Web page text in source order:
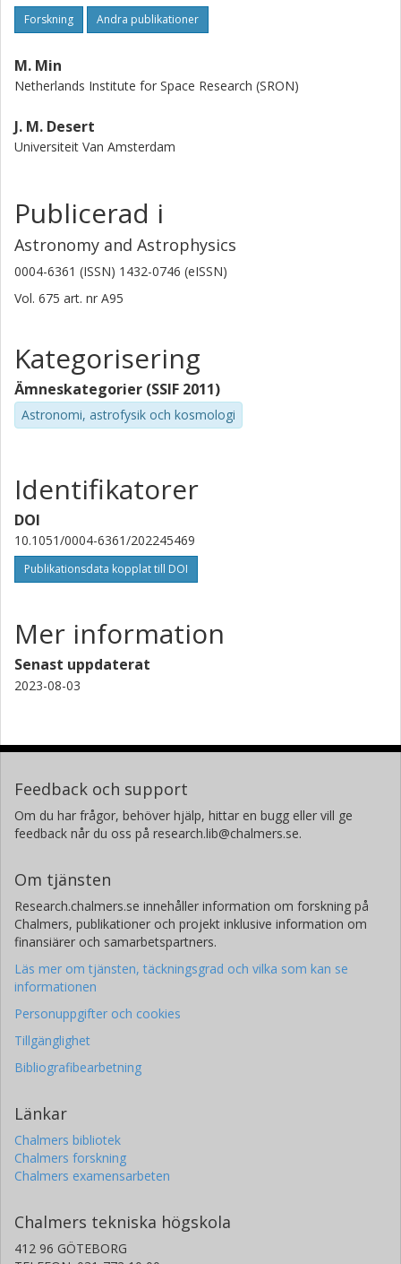
Forskning Andra publikationer
M. Min
Netherlands Institute for Space Research (SRON)
J. M. Desert
Universiteit Van Amsterdam
Publicerad i
Astronomy and Astrophysics
0004-6361 (ISSN) 1432-0746 (eISSN)
Vol. 675 art. nr A95
Kategorisering
Ämneskategorier (SSIF 2011)
Astronomi, astrofysik och kosmologi
Identifikatorer
DOI
10.1051/0004-6361/202245469
Publikationsdata kopplat till DOI
Mer information
Senast uppdaterat
2023-08-03
Feedback och support
Om du har frågor, behöver hjälp, hittar en bugg eller vill ge
feedback når du oss på research.lib@chalmers.se.
Om tjänsten
Research.chalmers.se innehåller information om forskning på
Chalmers, publikationer och projekt inklusive information om
finansiärer och samarbetspartners.
Läs mer om tjänsten, täckningsgrad och vilka som kan se
informationen
Personuppgifter och cookies
Tillgänglighet
Bibliografibearbetning
Länkar
Chalmers bibliotek
Chalmers forskning
Chalmers examensarbeten
Chalmers tekniska högskola
412 96 GÖTEBORG